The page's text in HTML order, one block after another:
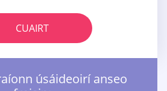
CUAIRT
úsáideoirí anseo